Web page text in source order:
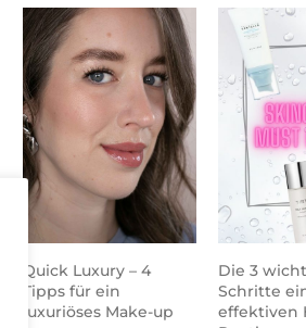
Quick Luxury – 4
Tipps für ein
luxuriöses Make-up
Die 3
Schritte
effektiven